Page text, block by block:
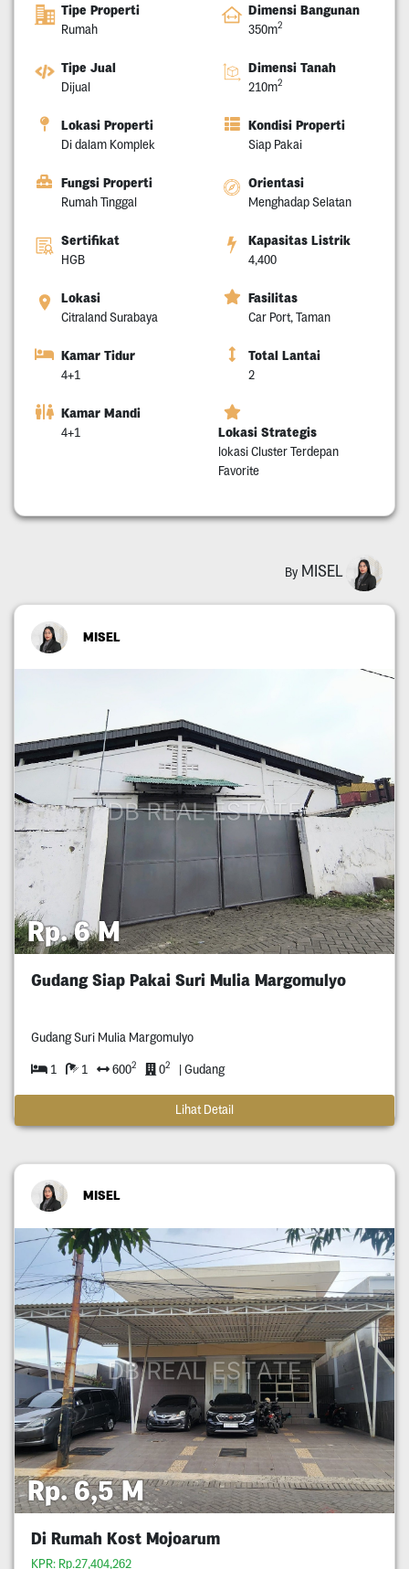
Tipe Properti
Rumah
Dimensi Bangunan
350m2
Tipe Jual
Dijual
Dimensi Tanah
210m2
Lokasi Properti
Di dalam Komplek
Kondisi Properti
Siap Pakai
Fungsi Properti
Rumah Tinggal
Orientasi
Menghadap Selatan
Sertifikat
HGB
Kapasitas Listrik
4,400
Lokasi
Citraland Surabaya
Fasilitas
Car Port, Taman
Kamar Tidur
4+1
Total Lantai
2
Kamar Mandi
4+1 Lokasi Strategis
lokasi Cluster Terdepan
Favorite
By MISEL
MISEL
Rp. 6 M
Gudang Siap Pakai Suri Mulia Margomulyo
Gudang Suri Mulia Margomulyo
1 1 6002 02 | Gudang
Lihat Detail
MISEL
Rp. 6,5 M
Di Rumah Kost Mojoarum
KPR: Rp.27,404,262